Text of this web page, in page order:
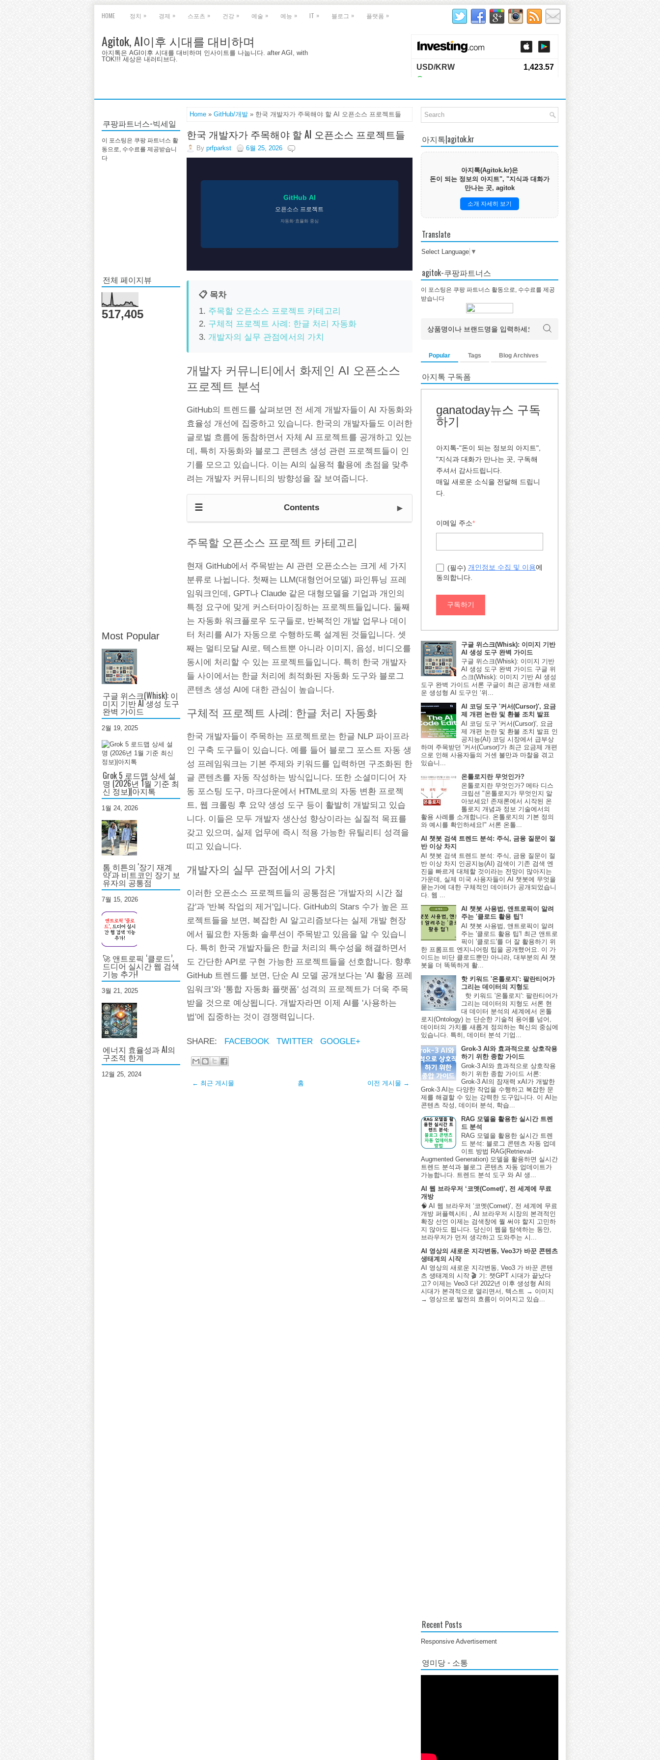
HOME 정치 » 경제 » 스포츠 » 건강 » 예술 » 예능 » IT » 블로그 » 플랫폼 »
Agitok, AI이후 시대를 대비하며
아지톡은 AGI이후 시대를 대비하며 인사이트를 나눕니다. after AGI, with
TOK!!! 세상은 내러티브다.
쿠팡파트너스-빅세일
이 포스팅은 쿠팡 파트너스 활
동으로, 수수료를 제공받습니
다
전체 페이지뷰
517,405
Most Popular
구글 위스크(Whisk): 이
미지 기반 AI 생성 도구
완벽 가이드
2월 19, 2025
Grok 5 로드맵 상세 설
명 (2026년 1월 기준 최
신 정보)|아지톡
1월 24, 2026
톰 히튼의 '장기 재계
약'과 비트코인 장기 보
유자의 공통점
7월 15, 2026
🚀 앤트로픽 ‘클로드’,
드디어 실시간 웹 검색
기능 추가!
3월 21, 2025
에너지 효율성과 AI의
구조적 한계
12월 25, 2024
Home » GitHub/개발 » 한국 개발자가 주목해야 할 AI 오픈소스 프로젝트들
한국 개발자가 주목해야 할 AI 오픈소스 프로젝트들
By prfparkst 6월 25, 2026
GitHub AI
오픈소스 프로젝트
자동화·효율화 중심
📋 목차
주목할 오픈소스 프로젝트 카테고리
구체적 프로젝트 사례: 한글 처리 자동화
개발자의 실무 관점에서의 가치
개발자 커뮤니티에서 화제인 AI 오픈소스
프로젝트 분석
GitHub의 트렌드를 살펴보면 전 세계 개발자들이 AI 자동화와
효율성 개선에 집중하고 있습니다. 한국의 개발자들도 이러한
글로벌 흐름에 동참하면서 자체 AI 프로젝트를 공개하고 있는
데, 특히 자동화와 블로그 콘텐츠 생성 관련 프로젝트들이 인
기를 모으고 있습니다. 이는 AI의 실용적 활용에 초점을 맞추
려는 개발자 커뮤니티의 방향성을 잘 보여줍니다.
☰ Contents ►
주목할 오픈소스 프로젝트 카테고리
현재 GitHub에서 주목받는 AI 관련 오픈소스는 크게 세 가지
분류로 나뉩니다. 첫째는 LLM(대형언어모델) 파인튜닝 프레
임워크인데, GPT나 Claude 같은 대형모델을 기업과 개인의
특정 요구에 맞게 커스터마이징하는 프로젝트들입니다. 둘째
는 자동화 워크플로우 도구들로, 반복적인 개발 업무나 데이
터 처리를 AI가 자동으로 수행하도록 설계된 것들입니다. 셋
째는 멀티모달 AI로, 텍스트뿐 아니라 이미지, 음성, 비디오를
동시에 처리할 수 있는 프로젝트들입니다. 특히 한국 개발자
들 사이에서는 한글 처리에 최적화된 자동화 도구와 블로그
콘텐츠 생성 AI에 대한 관심이 높습니다.
구체적 프로젝트 사례: 한글 처리 자동화
한국 개발자들이 주목하는 프로젝트로는 한글 NLP 파이프라
인 구축 도구들이 있습니다. 예를 들어 블로그 포스트 자동 생
성 프레임워크는 기본 주제와 키워드를 입력하면 구조화된 한
글 콘텐츠를 자동 작성하는 방식입니다. 또한 소셜미디어 자
동 포스팅 도구, 마크다운에서 HTML로의 자동 변환 프로젝
트, 웹 크롤링 후 요약 생성 도구 등이 활발히 개발되고 있습
니다. 이들은 모두 개발자 생산성 향상이라는 실질적 목표를
갖고 있으며, 실제 업무에 즉시 적용 가능한 유틸리티 성격을
띠고 있습니다.
개발자의 실무 관점에서의 가치
이러한 오픈소스 프로젝트들의 공통점은 '개발자의 시간 절
감'과 '반복 작업의 제거'입니다. GitHub의 Stars 수가 높은 프
로젝트들을 보면, 복잡한 AI 알고리즘보다는 실제 개발 현장
에서 필요한 자동화 솔루션이 주목받고 있음을 알 수 있습니
다. 특히 한국 개발자들은 한글 처리의 특수성을 해결하면서
도 간단한 API로 구현 가능한 프로젝트들을 선호합니다. 향후
GitHub 트렌드를 보면, 단순 AI 모델 공개보다는 'AI 활용 프레
임워크'와 '통합 자동화 플랫폼' 성격의 프로젝트가 더욱 주목
받을 것으로 예상됩니다. 개발자라면 이제 AI를 '사용하는
법'에 집중하는 것이 경쟁력입니다.
SHARE: FACEBOOK TWITTER GOOGLE+
← 최근 게시물 이전 게시물 →
홈
아지톡|agitok.kr
아지톡(Agitok.kr)은
돈이 되는 정보의 아지트", "지식과 대화가
만나는 곳, agitok
소개 자세히 보기
Translate
Select Language ▼
agitok-쿠팡파트너스
이 포스팅은 쿠팡 파트너스 활동으로, 수수료를 제공
받습니다
Popular Tags Blog Archives
아지톡 구독폼
ganatoday뉴스 구독
하기
아지톡-"돈이 되는 정보의 아지트",
"지식과 대화가 만나는 곳, 구독해
주셔서 감사드립니다.
매일 새로운 소식을 전달해 드립니
다.
이메일 주소*
(필수) 개인정보 수집 및 이용에
동의합니다.
구독하기
구글 위스크(Whisk): 이미지 기반
AI 생성 도구 완벽 가이드
구글 위스크(Whisk): 이미지 기반
AI 생성 도구 완벽 가이드 구글 위
스크(Whisk): 이미지 기반 AI 생성
도구 완벽 가이드 서론 구글이 최근 공개한 새로
운 생성형 AI 도구인 ‘위...
AI 코딩 도구 '커서(Cursor)', 요금
제 개편 논란 및 환불 조치 발표
AI 코딩 도구 '커서(Cursor)', 요금
제 개편 논란 및 환불 조치 발표 인
공지능(AI) 코딩 시장에서 급부상
하며 주목받던 '커서(Cursor)'가 최근 요금제 개편
으로 인해 사용자들의 거센 불만과 마찰을 겪고
있습니...
온톨로지란 무엇인가?
온톨로지란 무엇인가? 메타 디스
크립션 "온톨로지가 무엇인지 알
아보세요! 존재론에서 시작된 온
톨로지 개념과 정보 기술에서의
활용 사례를 소개합니다. 온톨로지의 기본 정의
와 예시를 확인하세요!" 서론 온톨...
AI 챗봇 검색 트렌드 분석: 주식, 금융 질문이 절
반 이상 차지
AI 챗봇 검색 트렌드 분석: 주식, 금융 질문이 절
반 이상 차지 인공지능(AI) 검색이 기존 검색 엔
진을 빠르게 대체할 것이라는 전망이 많아지는
가운데, 실제 미국 사용자들이 AI 챗봇에 무엇을
묻는가에 대한 구체적인 데이터가 공개되었습니
다. 웹 ...
AI 챗봇 사용법, 앤트로픽이 알려
주는 '클로드 활용 팁'!
AI 챗봇 사용법, 앤트로픽이 알려
주는 '클로드 활용 팁'! 최근 앤트로
픽이 '클로드'를 더 잘 활용하기 위
한 프롬프트 엔지니어링 팁을 공개했어요. 이 가
이드는 비단 클로드뿐만 아니라, 대부분의 AI 챗
봇을 더 똑똑하게 활...
핫 키워드 '온톨로지': 팔란티어가
그리는 데이터의 지형도
핫 키워드 '온톨로지': 팔란티어가
그리는 데이터의 지형도 서론 현
대 데이터 분석의 세계에서 온톨
로지(Ontology) 는 단순한 기술적 용어를 넘어,
데이터의 가치를 새롭게 정의하는 혁신의 중심에
있습니다. 특히, 데이터 분석 기업...
Grok-3 AI와 효과적으로 상호작용
하기 위한 종합 가이드
Grok-3 AI와 효과적으로 상호작용
하기 위한 종합 가이드 서론:
Grok-3 AI의 잠재력 xAI가 개발한
Grok-3 AI는 다양한 작업을 수행하고 복잡한 문
제를 해결할 수 있는 강력한 도구입니다. 이 AI는
콘텐츠 작성, 데이터 분석, 학습...
RAG 모델을 활용한 실시간 트렌
드 분석
RAG 모델을 활용한 실시간 트렌
드 분석: 블로그 콘텐츠 자동 업데
이트 방법 RAG(Retrieval-
Augmented Generation) 모델을 활용하면 실시간
트렌드 분석과 블로그 콘텐츠 자동 업데이트가
가능합니다. 트렌드 분석 도구 와 AI 생...
AI 웹 브라우저 ‘코멧(Comet)’, 전 세계에 무료
개방
🧠 AI 웹 브라우저 ‘코멧(Comet)’, 전 세계에 무료
개방 퍼플렉시티 , AI 브라우저 시장의 본격적인
확장 선언 이제는 검색창에 뭘 써야 할지 고민하
지 않아도 됩니다. 당신이 웹을 탐색하는 동안,
브라우저가 먼저 생각하고 도와주는 시...
AI 영상의 새로운 지각변동, Veo3가 바꾼 콘텐츠
생태계의 시작
AI 영상의 새로운 지각변동, Veo3 가 바꾼 콘텐
츠 생태계의 시작 🎬 기: 챗GPT 시대가 끝났다
고? 이제는 Veo3 다! 2022년 이후 생성형 AI의
시대가 본격적으로 열리면서, 텍스트 → 이미지
→ 영상으로 발전의 흐름이 이어지고 있습...
Recent Posts
Responsive Advertisement
영미당 - 소통